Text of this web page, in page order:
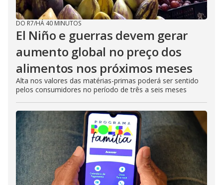
DO R7/HÁ 40 MINUTOS
El Niño e guerras devem gerar
aumento global no preço dos
alimentos nos próximos meses
Alta nos valores das matérias-primas poderá ser sentido
pelos consumidores no período de três a seis meses